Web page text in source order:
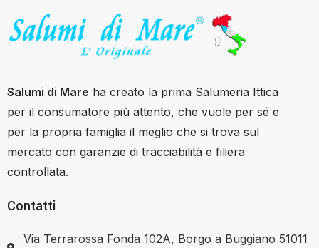
Salumi di Mare ha creato la prima Salumeria Ittica
per il consumatore più attento, che vuole per sé e
per la propria famiglia il meglio che si trova sul
mercato con garanzie di tracciabilità e filiera
controllata.
Contatti
Via Terrarossa Fonda 102A, Borgo a Buggiano 51011